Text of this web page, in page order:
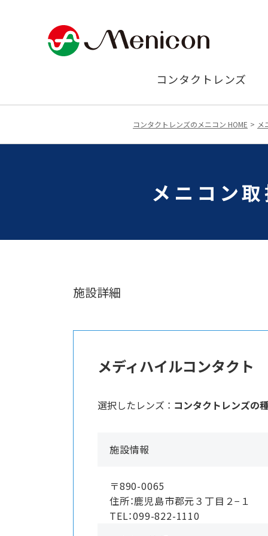
コンタクトレンズ
コンタクトレンズのメニコン HOME メ
メニコン
施設詳細
メディハイルコンタクト
選択したレンズ ： コンタクトレンズの
施設情報
〒890-0065
住所：鹿児島市郡元３丁目２−１
TEL：099-822-1110